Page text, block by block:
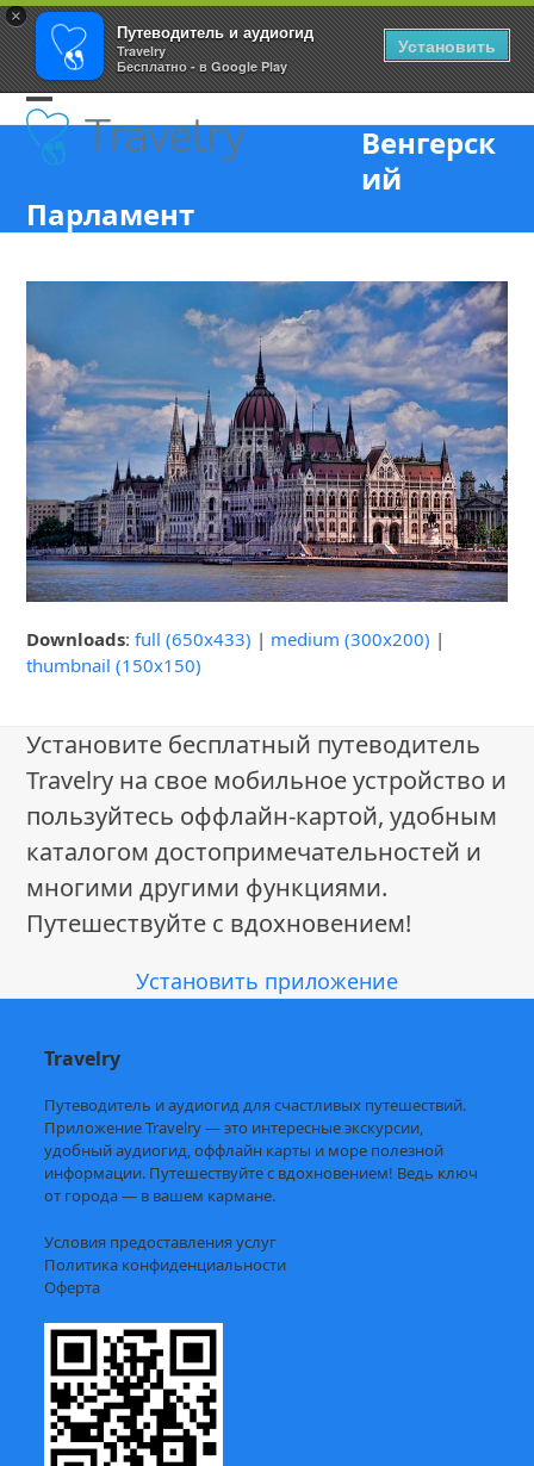
×
Путеводитель и аудиогид
Travelry
Бесплатно - в Google Play
Установить
Skip
to
content
Open
mobile
menu
Close
mobile
menu
Венгерск
ий
Парламент
Downloads:full (650x433) | medium (300x200) |
thumbnail (150x150)
Установите бесплатный путеводитель
Travelry на свое мобильное устройство и
пользуйтесь оффлайн-картой, удобным
каталогом достопримечательностей и
многими другими функциями.
Путешествуйте с вдохновением!
Установить приложение
Travelry
Путеводитель и аудиогид для счастливых путешествий.
Приложение Travelry — это интересные экскурсии,
удобный аудиогид, оффлайн карты и море полезной
информации. Путешествуйте с вдохновением! Ведь ключ
от города — в вашем кармане.
Условия предоставления услуг
Политика конфиденциальности
Оферта